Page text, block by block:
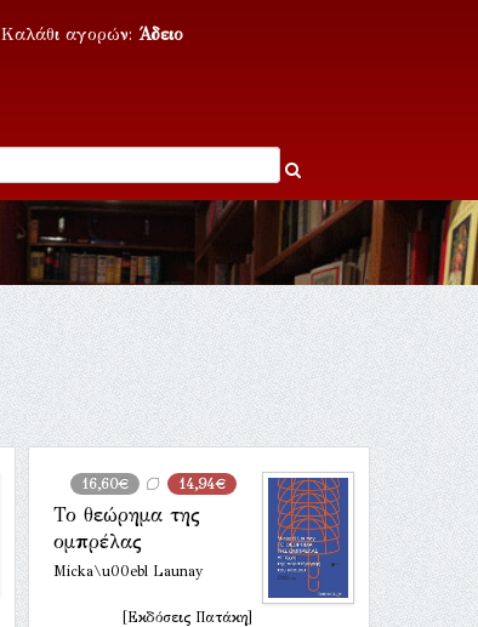
Καλάθι αγορών: Άδειο
16,60€ 14,94€
Το θεώρημα της
ομπρέλας
Micka\u00ebl Launay
[Εκδόσεις Πατάκη]